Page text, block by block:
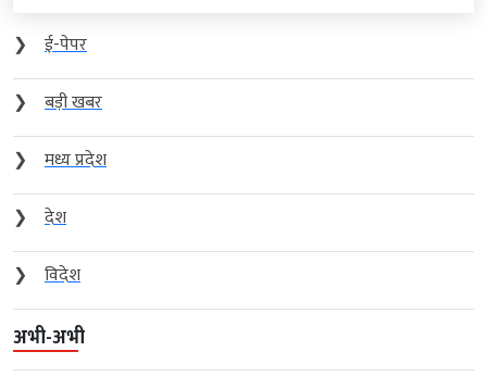
❯
ई-पेपर
❯
बड़ी खबर
❯
मध्य प्रदेश
❯
देश
❯
विदेश
अभी-अभी